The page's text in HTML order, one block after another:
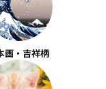
画・吉祥柄